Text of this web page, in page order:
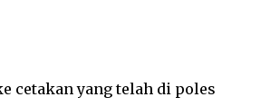
cetakan yang telah di poles